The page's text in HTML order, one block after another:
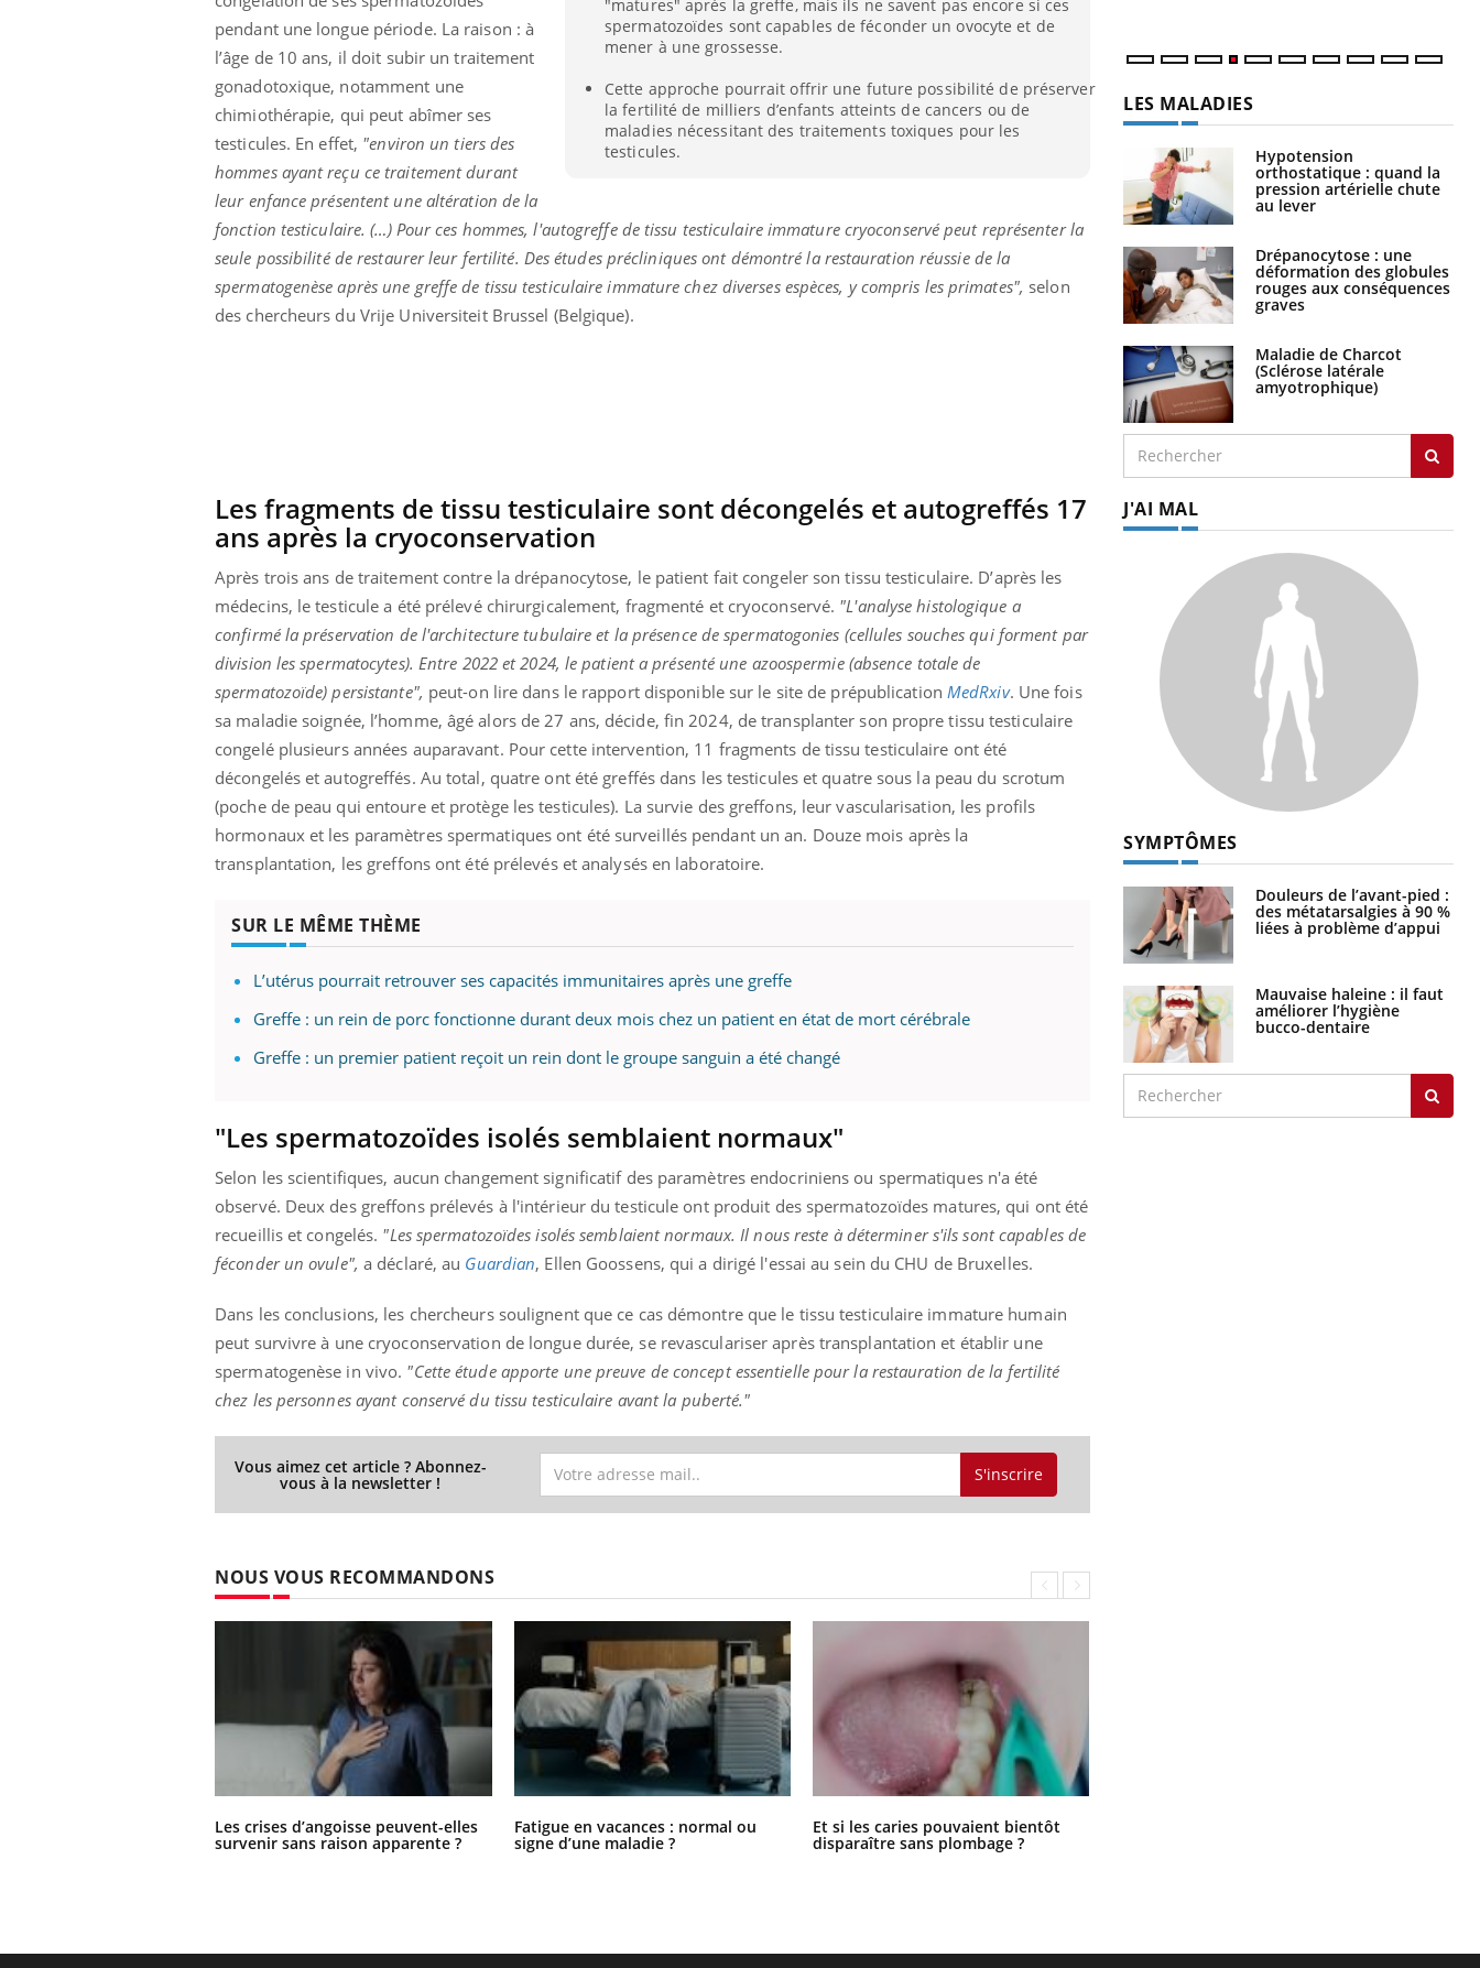
"matures" après la greffe, mais ils ne savent pas encore si ces
spermatozoïdes sont capables de féconder un ovocyte et de
mener à une grossesse.
Cette approche pourrait offrir une future possibilité de préserver
la fertilité de milliers d’enfants atteints de cancers ou de
maladies nécessitant des traitements toxiques pour les
testicules.
pendant une longue période. La raison : à
l’âge de 10 ans, il doit subir un traitement
gonadotoxique, notamment une
chimiothérapie, qui peut abîmer ses
testicules. En effet, "environ un tiers des
hommes ayant reçu ce traitement durant
leur enfance présentent une altération de la
fonction testiculaire. (…) Pour ces hommes, l'autogreffe de tissu testiculaire immature cryoconservé peut représenter la
seule possibilité de restaurer leur fertilité. Des études précliniques ont démontré la restauration réussie de la
spermatogenèse après une greffe de tissu testiculaire immature chez diverses espèces, y compris les primates", selon
des chercheurs du Vrije Universiteit Brussel (Belgique).
Les fragments de tissu testiculaire sont décongelés et autogreffés 17
ans après la cryoconservation
Après trois ans de traitement contre la drépanocytose, le patient fait congeler son tissu testiculaire. D’après les
médecins, le testicule a été prélevé chirurgicalement, fragmenté et cryoconservé. "L'analyse histologique a
confirmé la préservation de l'architecture tubulaire et la présence de spermatogonies (cellules souches qui forment par
division les spermatocytes). Entre 2022 et 2024, le patient a présenté une azoospermie (absence totale de
spermatozoïde) persistante", peut-on lire dans le rapport disponible sur le site de prépublication MedRxiv. Une fois
sa maladie soignée, l’homme, âgé alors de 27 ans, décide, fin 2024, de transplanter son propre tissu testiculaire
congelé plusieurs années auparavant. Pour cette intervention, 11 fragments de tissu testiculaire ont été
décongelés et autogreffés. Au total, quatre ont été greffés dans les testicules et quatre sous la peau du scrotum
(poche de peau qui entoure et protège les testicules). La survie des greffons, leur vascularisation, les profils
hormonaux et les paramètres spermatiques ont été surveillés pendant un an. Douze mois après la
transplantation, les greffons ont été prélevés et analysés en laboratoire.
SUR LE MÊME THÈME
L’utérus pourrait retrouver ses capacités immunitaires après une greffe
Greffe : un rein de porc fonctionne durant deux mois chez un patient en état de mort cérébrale
Greffe : un premier patient reçoit un rein dont le groupe sanguin a été changé
"Les spermatozoïdes isolés semblaient normaux"
Selon les scientifiques, aucun changement significatif des paramètres endocriniens ou spermatiques n'a été
observé. Deux des greffons prélevés à l'intérieur du testicule ont produit des spermatozoïdes matures, qui ont été
recueillis et congelés. "Les spermatozoïdes isolés semblaient normaux. Il nous reste à déterminer s'ils sont capables de
féconder un ovule", a déclaré, au Guardian, Ellen Goossens, qui a dirigé l'essai au sein du CHU de Bruxelles.
Dans les conclusions, les chercheurs soulignent que ce cas démontre que le tissu testiculaire immature humain
peut survivre à une cryoconservation de longue durée, se revasculariser après transplantation et établir une
spermatogenèse in vivo. "Cette étude apporte une preuve de concept essentielle pour la restauration de la fertilité
chez les personnes ayant conservé du tissu testiculaire avant la puberté."
Vous aimez cet article ? Abonnez-
vous à la newsletter ! S'inscrire
NOUS VOUS RECOMMANDONS
Les crises d’angoisse peuvent-elles
survenir sans raison apparente ?
Fatigue en vacances : normal ou
signe d’une maladie ?
Et si les caries pouvaient bientôt
disparaître sans plombage ?
LES MALADIES
Hypotension
orthostatique : quand la
pression artérielle chute
au lever
Drépanocytose : une
déformation des globules
rouges aux conséquences
graves
Maladie de Charcot
(Sclérose latérale
amyotrophique)
J'AI MAL
SYMPTÔMES
Douleurs de l’avant-pied :
des métatarsalgies à 90 %
liées à problème d’appui
Mauvaise haleine : il faut
améliorer l’hygiène
bucco-dentaire